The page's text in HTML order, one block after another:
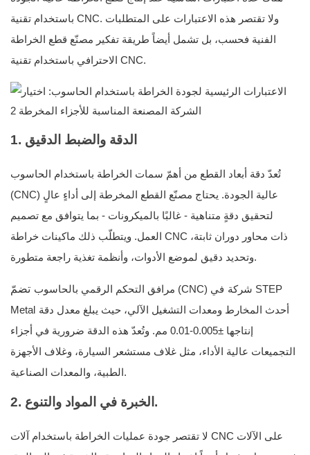
باستخدام تقنية CNC. ولا تقتصر هذه الاعتبارات على المتطلبات
الفنية فحسب، بل تشمل أيضاً طريقة تفكير مصنّع قطع الخراطة
الاحترافي باستخدام تقنية CNC.
1. الدقة والضبط الدقيق
تُعدّ دقة أبعاد القطع من أهمّ سمات الخراطة باستخدام الحاسوب
(CNC) عالية الجودة. يحتاج مصنّع القطع المخرطة إلى أداءٍ عالٍ
لتحقيق دقةٍ متناهية - غالبًا بالميكرونات - بما يتوافق مع تصميم
العمل. ويتطلّب ذلك ماكينات خراطة CNC ذات محاور دوران ثابتة،
وتحديد دقيق لموضع الأدوات، وأنظمة تغذية راجعة متطورة.
مرافق التحكم الرقمي بالحاسوب (CNC) في شركة STEP
Metal أحدث المخارط ومعدات التشغيل الآلي، حيث يبلغ معدل دقة
إنتاجها ±0.005-0.01 مم. وتُعدّ هذه الدقة ضرورية في أجزاء
التجميعات عالية الأداء، مثل غلاف مستشعر السيارة، وغلاف الأجهزة
الطبية، والمعدات الصناعية.
2. الخبرة في المواد والتنوع.
لا تقتصر جودة عمليات الخراطة باستخدام آلات CNC على الآلات